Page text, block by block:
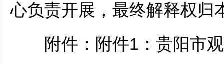
心负责开展，最终解释权归
附件：附件1： 贵阳市